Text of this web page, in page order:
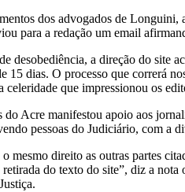
dos advogados de
para a redação um email
a direção do site
dias. O processo que correrá
que impressionou os
Acre manifestou apoio aos
pessoas do Judiciário, com a
mesmo direito as outras partes
do texto do site”, diz a